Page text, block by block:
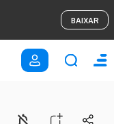
BAIXAR